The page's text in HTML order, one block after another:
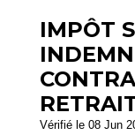
IMPÔT
Vérifié le 08 Jun